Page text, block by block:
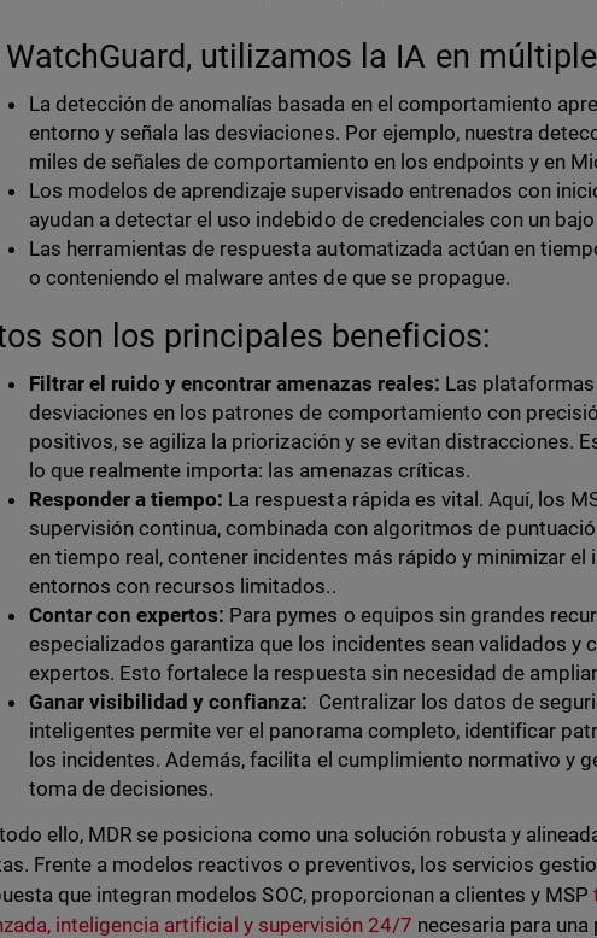
WatchGuard, utilizamos la IA en
La detección de anomalías basada en el comportamiento
entorno y señala las desviaciones. Por ejemplo, nuestra
miles de señales de comportamiento en los endpoints y en
Los modelos de aprendizaje supervisado entrenados con
ayudan a detectar el uso indebido de credenciales con un
Las herramientas de respuesta automatizada actúan en
o conteniendo el malware antes de que se propague.
son los principales beneficios:
Filtrar el ruido y encontrar amenazas reales: Las
desviaciones en los patrones de comportamiento con
positivos, se agiliza la priorización y se evitan distracciones.
lo que realmente importa: las amenazas críticas.
Responder a tiempo: La respuesta rápida es vital. Aquí, los
supervisión continua, combinada con algoritmos de
en tiempo real, contener incidentes más rápido y minimizar el
entornos con recursos limitados..
Contar con expertos: Para pymes o equipos sin grandes
especializados garantiza que los incidentes sean validados y
expertos. Esto fortalece la respuesta sin necesidad de
Ganar visibilidad y confianza: Centralizar los datos de
inteligentes permite ver el panorama completo, identificar
los incidentes. Además, facilita el cumplimiento normativo y
toma de decisiones.
ello, MDR se posiciona como una solución robusta y
Frente a modelos reactivos o preventivos, los servicios
que integran modelos SOC, proporcionan a clientes y MSP
inteligencia artificial y supervisión 24/7 necesaria para